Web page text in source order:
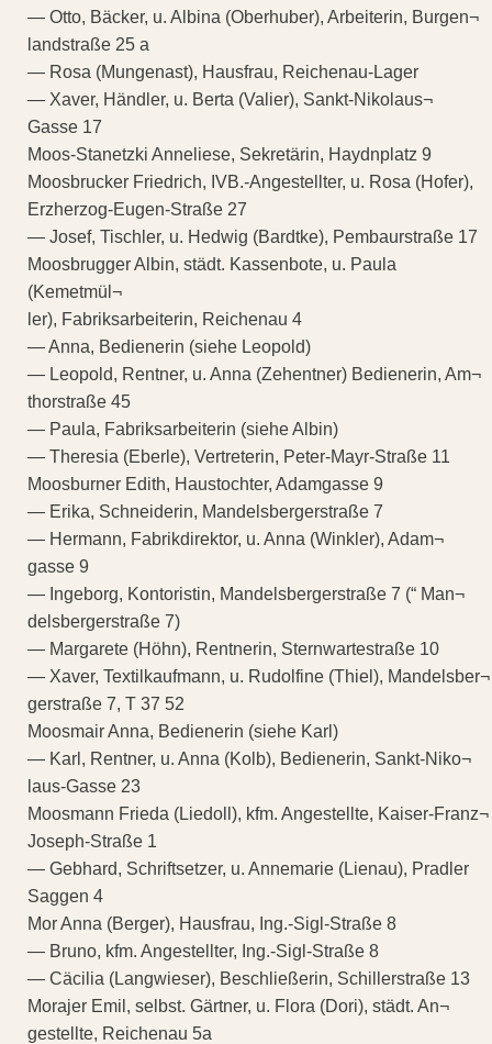
— Otto, Bäcker, u. Albina (Oberhuber), Arbeiterin, Burgen¬
landstraße 25 a
— Rosa (Mungenast), Hausfrau, Reichenau-Lager
— Xaver, Händler, u. Berta (Valier), Sankt-Nikolaus¬
Gasse 17
Moos-Stanetzki Anneliese, Sekretärin, Haydnplatz 9
Moosbrucker Friedrich, IVB.-Angestellter, u. Rosa (Hofer),
Erzherzog-Eugen-Straße 27
— Josef, Tischler, u. Hedwig (Bardtke), Pembaurstraße 17
Moosbrugger Albin, städt. Kassenbote, u. Paula
(Kemetmül¬
ler), Fabriksarbeiterin, Reichenau 4
— Anna, Bedienerin (siehe Leopold)
— Leopold, Rentner, u. Anna (Zehentner) Bedienerin, Am¬
thorstraße 45
— Paula, Fabriksarbeiterin (siehe Albin)
— Theresia (Eberle), Vertreterin, Peter-Mayr-Straße 11
Moosburner Edith, Haustochter, Adamgasse 9
— Erika, Schneiderin, Mandelsbergerstraße 7
— Hermann, Fabrikdirektor, u. Anna (Winkler), Adam¬
gasse 9
— Ingeborg, Kontoristin, Mandelsbergerstraße 7 (“ Man¬
delsbergerstraße 7)
— Margarete (Höhn), Rentnerin, Sternwartestraße 10
— Xaver, Textilkaufmann, u. Rudolfine (Thiel), Mandelsber¬
gerstraße 7, T 37 52
Moosmair Anna, Bedienerin (siehe Karl)
— Karl, Rentner, u. Anna (Kolb), Bedienerin, Sankt-Niko¬
laus-Gasse 23
Moosmann Frieda (Liedoll), kfm. Angestellte, Kaiser-Franz¬
Joseph-Straße 1
— Gebhard, Schriftsetzer, u. Annemarie (Lienau), Pradler
Saggen 4
Mor Anna (Berger), Hausfrau, Ing.-Sigl-Straße 8
— Bruno, kfm. Angestellter, Ing.-Sigl-Straße 8
— Cäcilia (Langwieser), Beschließerin, Schillerstraße 13
Morajer Emil, selbst. Gärtner, u. Flora (Dori), städt. An¬
gestellte, Reichenau 5a